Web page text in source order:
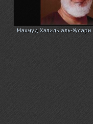
Махмуд Халиль аль-Хусари